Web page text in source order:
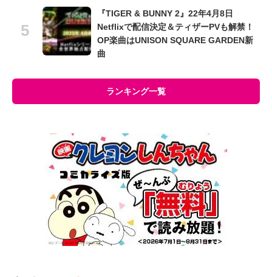
『TIGER & BUNNY 2』22年4月8日
Netflixで配信決定＆ティザーPVも解禁！
OP楽曲はUNISON SQUARE GARDEN新
曲
ランキング一覧